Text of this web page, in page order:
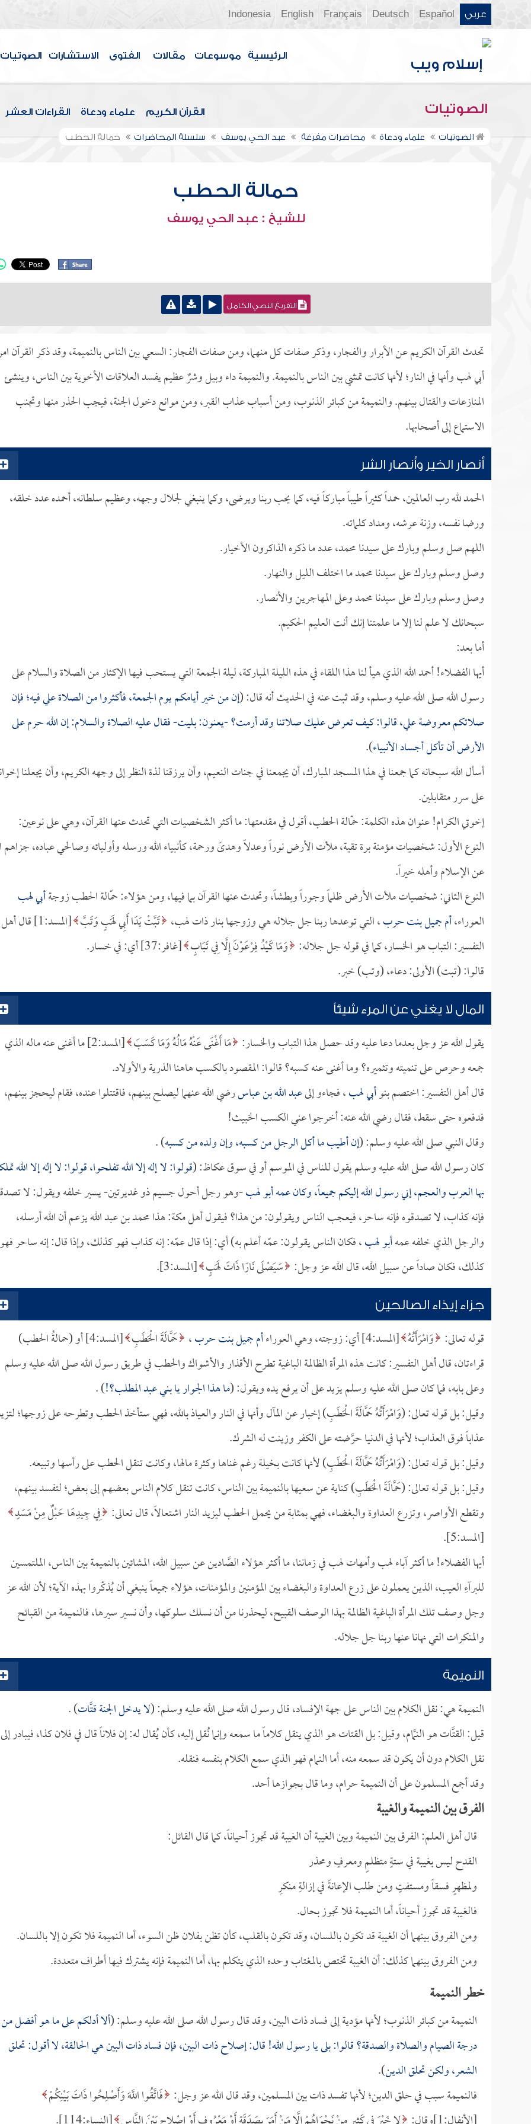
عربي Español
Deutsch
Français
English
Indonesia
الرئيسية موسوعات مقالات الفتوى الاستشارات الصوتيات
الصوتيات القرآن الكريم علماء ودعاة القراءات العشر
الصوتيات علماء ودعاة محاضرات مفرغة عبد الحي يوسف سلسلة المحاضرات حمالة الحطب
حمالة الحطب
للشيخ : عبد الحي يوسف
التفريغ النصي الكامل
تحدث القرآن الكريم عن الأبرار والفجار، وذكر صفات كل منهما، ومن صفات الفجار: السعي بين الناس بالنميمة، وقد ذكر القرآن
أبي لهب وأنها في النار؛ لأنها كانت تمشي بين الناس بالنميمة. والنميمة داء وبيل وشرٌ عظيم يفسد العلاقات الأخوية بين الناس، وينشئ
المنازعات والقتال بينهم. والنميمة من كبائر الذنوب، ومن أسباب عذاب القبر، ومن موانع دخول الجنة، فيجب الحذر منها وتجنب
الاستماع إلى أصحابها.
أنصار الخير وأنصار الشر
الحمد لله رب العالمين، حمداً كثيراً طيباً مباركاً فيه، كما يحب ربنا ويرضى، وكما ينبغي لجلال وجهه، وعظيم سلطانه، أحمده عدد خلقه،
ورضا نفسه، وزنة عرشه، ومداد كلماته.
اللهم صل وسلم وبارك على سيدنا محمد، عدد ما ذكره الذاكرون الأخيار.
وصل وسلم وبارك على سيدنا محمد ما اختلف الليل والنهار.
وصل وسلم وبارك على سيدنا محمد وعلى المهاجرين والأنصار.
سبحانك لا علم لنا إلا ما علمتنا إنك أنت العليم الحكيم.
أما بعد:
أيها الفضلاء! أحمد الله الذي هيأ لنا هذا اللقاء في هذه الليلة المباركة، ليلة الجمعة التي يستحب فيها الإكثار من الصلاة والسلام على
رسول الله صلى الله عليه وسلم، وقد ثبت عنه في الحديث أنه قال: (إن من خير أيامكم يوم الجمعة، فأكثروا من الصلاة علي فيه؛ فإن
صلاتكم معروضة علي، قالوا: كيف تعرض عليك صلاتنا وقد أرمت؟ -يعنون: بليت- فقال عليه الصلاة والسلام: إن الله حرم على
الأرض أن تأكل أجساد الأنبياء).
أسأل الله سبحانه كما جمعنا في هذا المسجد المبارك، أن يجمعنا في جنات النعيم، وأن يرزقنا لذة النظر إلى وجهه الكريم، وأن يجعلنا
على سرر متقابلين.
إخوتي الكرام! عنوان هذه الكلمة: حمّالة الحطب، أقول في مقدمتها: ما أكثر الشخصيات التي تحدث عنها القرآن، وهي على نوعين:
النوع الأول: شخصيات مؤمنة برة تقية، ملأت الأرض نوراً وعدلاً وهدىً ورحمة، كأنبياء الله ورسله وأوليائه وصالحي عباده، جزاهم
عن الإسلام وأهله خيراً.
النوع الثاني: شخصيات ملأت الأرض ظلماً وجوراً وبطشاً، وتحدث عنها القرآن بما فيها، ومن هؤلاء: حمّالة الحطب زوجةأبي لهب
العوراء،أم جميل بنت حرب، التي توعدها ربنا جل جلاله هي وزوجها بنار ذات لهب، تَبَّتْ يَدَا أَبِي لَهَبٍ وَتَبَّ
[المسد:1] قال أهل
التفسير: التباب هو الخسار، كما في قوله جل جلاله: وَمَا كَيْدُ فِرْعَوْنَ إِلَّا فِي تَبَابٍ [غافر:37] أي: في خسار.
قالوا: (تبت) الأولى: دعاء، (وتب) خبر.
المال لا يغني عن المرء شيئاً
يقول الله عز وجل بعدما دعا عليه وقد حصل هذا التباب والخسار: مَا أَغْنَى عَنْهُ مَالُهُ وَمَا كَسَبَ
[المسد:2] ما أغنى عنه ماله الذي
جمعه وحرص على تنميته وتثميره؟ وما أغنى عنه كسبه؟ قالوا: المقصود بالكسب هاهنا الذرية والأولاد.
قال أهل التفسير: اختصم بنوأبي لهب، فجاءو إلىعبد الله بن عباسرضي الله عنهما ليصلح بينهم، فاقتتلوا عنده، فقام ليحجز بينهم،
فدفعوه حتى سقط، فقال رضي الله عنه: أخرجوا عني الكسب الخبيث!
وقال النبي صلى الله عليه وسلم: (إن أطيب ما أكل الرجل من كسبه، وإن ولده من كسبه) .
كان رسول الله صلى الله عليه وسلم يقول للناس في الموسم أو في سوق عكاظ: (قولوا: لا إله إلا الله تفلحوا، قولوا: لا إله إلا الله
بها العرب والعجم، إني رسول الله إليكم جميعاً، وكان عمهأبو لهب-وهو رجل أحول جسيم ذو غديرتين- يسير خلفه ويقول: لا
فإنه كذاب، لا تصدقوه فإنه ساحر، فيعجب الناس ويقولون: من هذا؟ فيقول أهل مكة: هذا محمد بن عبد الله يزعم أن الله أرسله،
والرجل الذي خلفه عمهأبو لهب، فكان الناس يقولون: عمّه أعلم به) أي: إذا قال عمّه: إنه كذاب فهو كذلك، وإذا قال: إنه ساحر
كذلك، فكان صاداً عن سبيل الله، قال الله عز وجل: سَيَصْلَى نَارًا ذَاتَ لَهَبٍ [المسد:3].
جزاء إيذاء الصالحين
قوله تعالى: وَامْرَأَتُهُ [المسد:4] أي: زوجته، وهي العوراء أم جميل بنت حرب، حَمَّالَةَ الْحَطَبِ
[المسد:4] أو (حمالةُ الحطب)
قراءتان، قال أهل التفسير: كانت هذه المرأة الظالمة الباغية تطرح الأقذار والأشواك والحطب في طريق رسول الله صلى الله عليه وسلم
وعلى بابه، فما كان صلى الله عليه وسلم يزيد على أن يرفع يده ويقول: (ما هذا الجوار يا بني عبد المطلب؟!) .
وقيل: بل قوله تعالى: (وَامْرَأَتُهُ حَمَّالَةَ الْحَطَبِ) إخبار عن المآل وأنها في النار والعياذ بالله، فهي ستأخذ الحطب وتطرحه على زوجها؛
عذاباً فوق العذاب؛ لأنها في الدنيا حرَّضته على الكفر وزينت له الشرك.
وقيل: بل قوله تعالى: (وَامْرَأَتُهُ حَمَّالَةَ الْحَطَبِ) لأنها كانت بخيلة رغم غناها وكثرة مالها، وكانت تنقل الحطب على رأسها وتبيعه.
وقيل: بل قوله تعالى: (حَمَّالَةَ الْحَطَبِ) كناية عن سعيها بالنميمة بين الناس، كانت تنقل كلام الناس بعضهم إلى بعض؛ لتفسد بينهم،
وتقطع الأواصر، وتزرع العداوة والبغضاء، فهي بمثابة من يحمل الحطب ليزيد النار اشتعالاً، قال تعالى: فِي جِيدِهَا حَبْلٌ مِنْ مَسَدٍ
[المسد:5].
أيها الفضلاء! ما أكثر آباء لهب وأمهات لهب في زماننا، ما أكثر هؤلاء الصَّادين عن سبيل الله، المشائين بالنميمة بين الناس، الملتمسين
للبرآءِ العيب، الذين يعملون على زرع العداوة والبغضاء بين المؤمنين والمؤمنات، هؤلاء جميعاً ينبغي أن يُذكّروا بهذه الآية؛ لأن الله عز
وجل وصف تلك المرأة الباغية الظالمة بهذا الوصف القبيح، ليحذرنا من أن نسلك سلوكها، وأن نسير سيرها، فالنميمة من القبائح
والمنكرات التي نهانا عنها ربنا جل جلاله.
النميمة
النميمة هي: نقل الكلام بين الناس على جهة الإفساد، قال رسول الله صلى الله عليه وسلم: (لا يدخل الجنة قتَّات) .
قيل: القتَّات هو النمَّام، وقيل: بل القتات هو الذي ينقل كلاماً ما سمعه وإنما نُقل إليه، كأن يُقال له: إن فلاناً قال في فلان كذا، فيبادر إلى
نقل الكلام دون أن يكون قد سمعه منه، أما النمام فهو الذي سمع الكلام بنفسه فنقله.
وقد أجمع المسلمون على أن النميمة حرام، وما قال بجوازها أحد.
الفرق بين النميمة والغيبة
قال أهل العلم: الفرق بين النميمة وبين الغيبة أن الغيبة قد تجوز أحياناً، كما قال القائل:
القدح ليس بغيبة في ستةٍ متظلمٍ ومعرفٍ ومحذر
ولمظهرٍ فسقاً ومستفتٍ ومن طلب الإعانةَ في إزالةِ منكرِ
فالغيبة قد تجوز أحياناً، أما النميمة فلا تجوز بحال.
ومن الفروق بينهما أن الغيبة قد تكون باللسان، وقد تكون بالقلب، كأن تظن بفلان ظن السوء، أما النميمة فلا تكون إلا باللسان.
ومن الفروق بينهما كذلك: أن الغيبة تختص بالمغتاب وحده الذي يتكلم بها، أما النميمة فإنه يشترك فيها أطراف متعددة.
خطر النميمة
النميمة من كبائر الذنوب؛ لأنها مؤدية إلى فساد ذات البين، وقد قال رسول الله صلى الله عليه وسلم: (ألا أدلكم على ما هو أفضل من
درجة الصيام والصلاة والصدقة؟ قالوا: بلى يا رسول الله! قال: إصلاح ذات البين، فإن فساد ذات البين هي الحالقة، لا أقول: تحلق
الشعر، ولكن تحلق الدين).
فالنميمة سبب في حلق الدين؛ لأنها تفسد ذات بين المسلمين، وقد قال الله عز وجل: فَاتَّقُوا اللَّهَ وَأَصْلِحُوا ذَاتَ بَيْنِكُمْ